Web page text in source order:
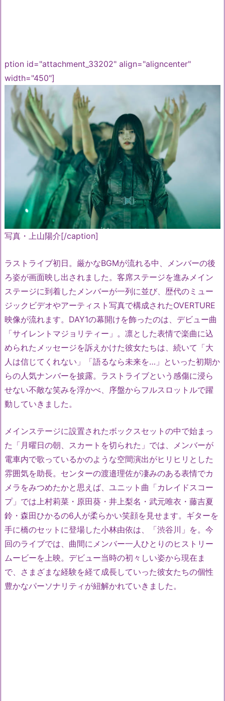
ption id="attachment_33202" align="aligncenter"
width="450"]
写真・上山陽介[/caption]
ラストライブ初日。厳かなBGMが流れる中、メンバーの後
ろ姿が画面映し出されました。客席ステージを進みメイン
ステージに到着したメンバーが一列に並び、歴代のミュー
ジックビデオやアーティスト写真で構成されたOVERTURE
映像が流れます。DAY1の幕開けを飾ったのは、デビュー曲
「サイレントマジョリティー」。凛とした表情で楽曲に込
められたメッセージを訴えかけた彼女たちは、続いて「大
人は信じてくれない」「語るなら未来を…」といった初期か
らの人気ナンバーを披露。ラストライブという感傷に浸ら
せない不敵な笑みを浮かべ、序盤からフルスロットルで躍
動していきました。
メインステージに設置されたボックスセットの中で始まっ
た「月曜日の朝、スカートを切られた」では、メンバーが
電車内で歌っているかのような空間演出がヒリヒリとした
雰囲気を助長。センターの渡邉理佐が凄みのある表情でカ
メラをみつめたかと思えば、ユニット曲「カレイドスコー
プ」では上村莉菜・原田葵・井上梨名・武元唯衣・藤吉夏
鈴・森田ひかるの6人が柔らかい笑顔を見せます。ギターを
手に橋のセットに登場した小林由依は、「渋谷川」を。今
回のライブでは、曲間にメンバー一人ひとりのヒストリー
ムービーを上映。デビュー当時の初々しい姿から現在ま
で、さまざまな経験を経て成長していった彼女たちの個性
豊かなパーソナリティが紐解かれていきました。